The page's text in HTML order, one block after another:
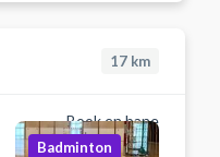
17 km
Book en bane
Badminton